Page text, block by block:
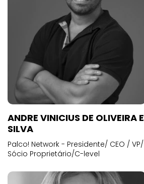
ANDRE VINICIUS DE OLIVEIRA E
SILVA
Palco! Network - Presidente/ CEO / VP/
Sócio Proprietário/C-level